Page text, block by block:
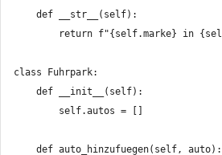
    def __str__(self):
return f"{self.marke} in
class Fuhrpark:
    def __init__(self):
self.autos = []
    def auto_hinzufuegen(self, auto):